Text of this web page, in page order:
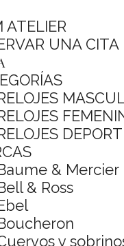
ATELIER
UNA CITA
& Mercier
& Ross
y